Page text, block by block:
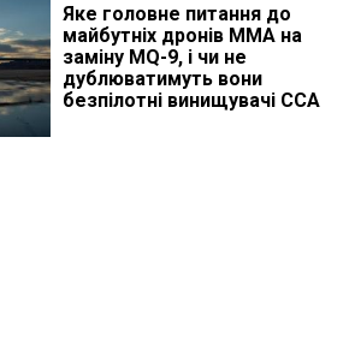
Яке головне питання до
майбутніх дронів MMA на
заміну MQ-9, і чи не
дублюватимуть вони
безпілотні винищувачі CCA